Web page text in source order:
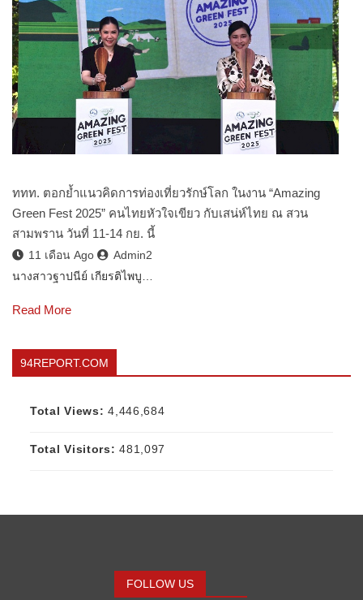
ททท. ตอกย้ำแนวคิดการท่องเที่ยวรักษ์โลก ในงาน “Amazing
Green Fest 2025” คนไทยหัวใจเขียว กับเสน่ห์ไทย ณ สวน
สามพราน วันที่ 11-14 กย. นี้
11 เดือน Ago
Admin2
นางสาวฐาปนีย์ เกียรติไพบู…
Read More
94REPORT.COM
Total Views:4,446,684
Total Visitors:481,097
FOLLOW US